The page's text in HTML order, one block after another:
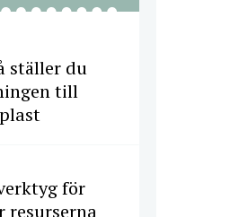
ställer du
till
för
resurserna